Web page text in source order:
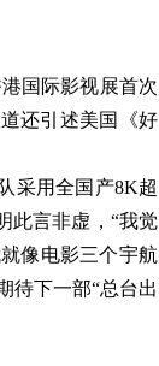
国际影视展首次
还引述美国《好
采用全国产8K超
此言非虚，“我觉
像电影三个宇航
待下一部“总台出